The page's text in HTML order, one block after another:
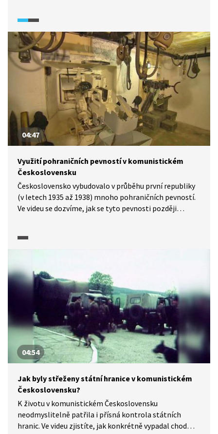
příběh plný odhodlání a také velké dávky štěstí
ve videu.
04:47
Využití pohraničních pevností v komunistickém
Československu
Československo vybudovalo v průběhu první republiky
(v letech 1935 až 1938) mnoho pohraničních pevností.
Ve videu se dozvíme, jak se tyto pevnosti později
04:54
Jak byly střeženy státní hranice v komunistickém
Československu?
K životu v komunistickém Československu
neodmyslitelně patřila i přísná kontrola státních
hranic. Ve videu zjistíte, jak konkrétně vypadal chod